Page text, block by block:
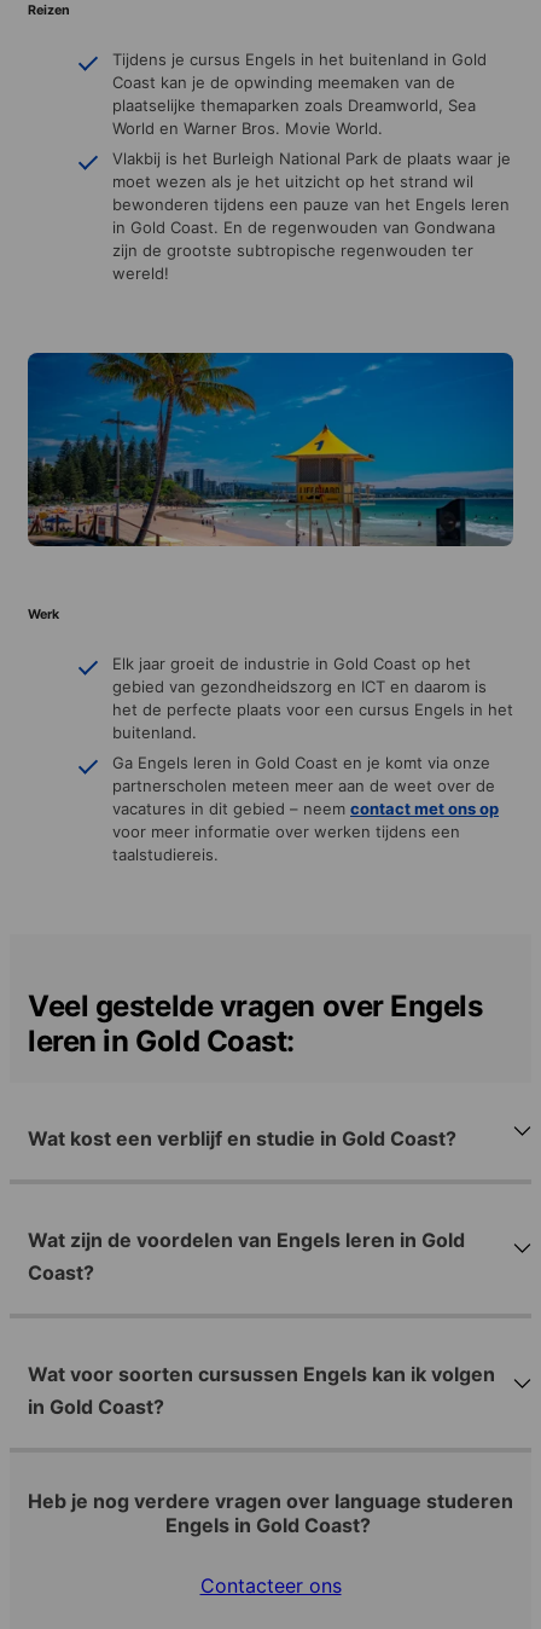
Reizen
Tijdens je cursus Engels in het buitenland in Gold
Coast kan je de opwinding meemaken van de
plaatselijke themaparken zoals Dreamworld, Sea
World en Warner Bros. Movie World.
Vlakbij is het Burleigh National Park de plaats waar je
moet wezen als je het uitzicht op het strand wil
bewonderen tijdens een pauze van het Engels leren
in Gold Coast. En de regenwouden van Gondwana
zijn de grootste subtropische regenwouden ter
wereld!
Werk
Elk jaar groeit de industrie in Gold Coast op het
gebied van gezondheidszorg en ICT en daarom is
het de perfecte plaats voor een cursus Engels in het
buitenland.
Ga Engels leren in Gold Coast en je komt via onze
partnerscholen meteen meer aan de weet over de
vacatures in dit gebied – neem contact met onsop
voor meer informatie over werken tijdens een
taalstudiereis.
Veel gestelde vragen over Engels
leren in Gold Coast:
Wat kost een verblijf en studie in Gold Coast?
Wat zijn de voordelen van Engels leren in Gold
Coast?
Wat voor soorten cursussen Engels kan ik volgen
in Gold Coast?
Heb je nog verdere vragen over language studeren
Engels in Gold Coast?
Contacteer ons